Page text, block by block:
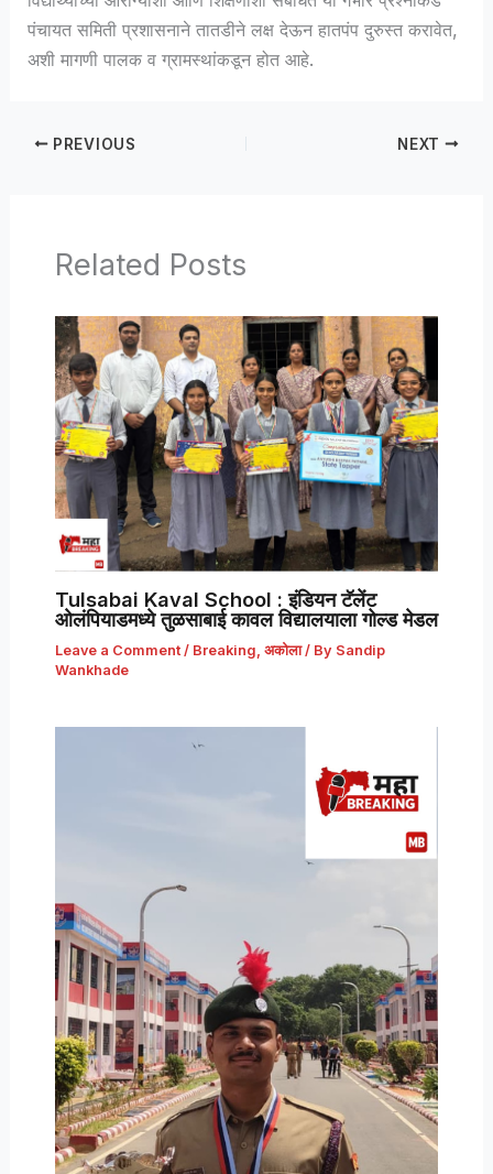
पंचायत समिती प्रशासनाने तातडीने लक्ष देऊन हातपंप दुरुस्त करावेत,
अशी मागणी पालक व ग्रामस्थांकडून होत आहे.
PREVIOUS NEXT
Related Posts
Tulsabai Kaval School : इंडियन टॅलेंट
ओलंपियाडमध्ये तुळसाबाई कावल विद्यालयाला गोल्ड मेडल
Leave a Comment / Breaking, अकोला/ By Sandip
Wankhade